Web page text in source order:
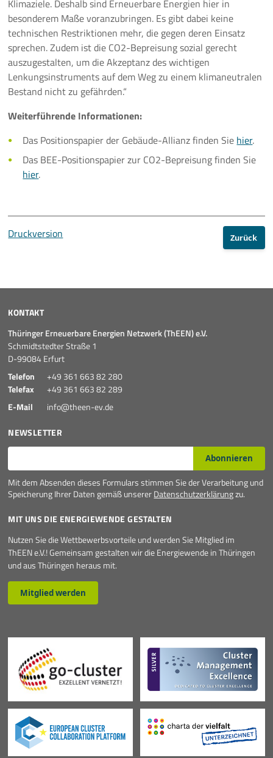
Klimaziele. Deshalb sind Erneuerbare Energien hier in
besonderem Maße voranzubringen. Es gibt dabei keine
technischen Restriktionen mehr, die gegen deren Einsatz
sprechen. Zudem ist die CO2-Bepreisung sozial gerecht
auszugestalten, um die Akzeptanz des wichtigen
Lenkungsinstruments auf dem Weg zu einem klimaneutralen
Bestand nicht zu gefährden.“
Weiterführende Informationen:
Das Positionspapier der Gebäude-Allianz finden Sie hier.
Das BEE-Positionspapier zur CO2-Bepreisung finden Sie
hier.
Druckversion Zurück
KONTAKT
Thüringer Erneuerbare Energien Netzwerk (ThEEN) e.V.
Schmidtstedter Straße 1
D-99084 Erfurt
Telefon
+49 361 663 82 280
Telefax
+49 361 663 82 289
E-Mail
info@theen-ev.de
NEWSLETTER
E-Mail* Abonnieren
Mit dem Absenden dieses Formulars stimmen Sie der Verarbeitung und
Speicherung Ihrer Daten gemäß unsererDatenschutzerklärungzu.
MIT UNS DIE ENERGIEWENDE GESTALTEN
Nutzen Sie die Wettbewerbsvorteile und werden Sie Mitglied im
ThEEN e.V.! Gemeinsam gestalten wir die Energiewende in Thüringen
und aus Thüringen heraus mit.
Mitglied werden